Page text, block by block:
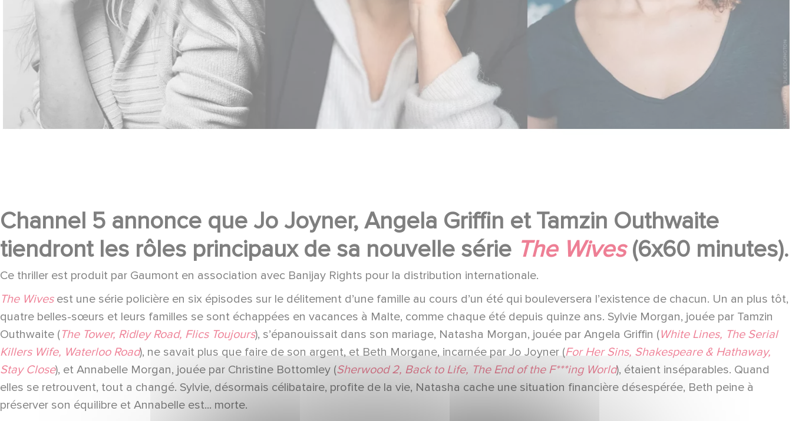
Channel 5 annonce que Jo Joyner, Angela Griffin et Tamzin Outhwaite
tiendront les rôles principaux de sa nouvelle série The Wives(6x60 minutes).
Ce thriller est produit par Gaumont en association avec Banijay Rights pour la distribution internationale.
The Wivesest une série policière en six épisodes sur le délitement d’une famille au cours d’un été qui bouleversera l’existence de chacun. Un an plus tôt,
quatre belles-sœurs et leurs familles se sont échappées en vacances à Malte, comme chaque été depuis quinze ans. Sylvie Morgan, jouée par Tamzin
Outhwaite (The Tower, Ridley Road, Flics Toujours), s’épanouissait dans son mariage, Natasha Morgan, jouée par Angela Griffin (White Lines, The Serial
Killers Wife, Waterloo Road), ne savait plus que faire de son argent, et Beth Morgane, incarnée par Jo Joyner (For Her Sins, Shakespeare & Hathaway,
Stay Close), et Annabelle Morgan, jouée par Christine Bottomley (Sherwood 2, Back to Life, The End of the F***ing World), étaient inséparables. Quand
elles se retrouvent, tout a changé. Sylvie, désormais célibataire, profite de la vie, Natasha cache une situation financière désespérée, Beth peine à
préserver son équilibre et Annabelle est... morte.